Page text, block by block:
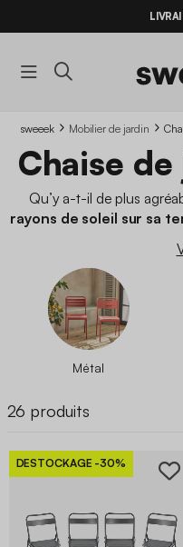
sweeek Mobilier de jardin
Chaise
Qu’y a-t-il de plus
rayons de soleil sur sa
des beaux jours tout
Qu’elle accompagne votre
votre salon de jardin, les
à la fois
Métal
26 produits
DESTOCKAGE -30%